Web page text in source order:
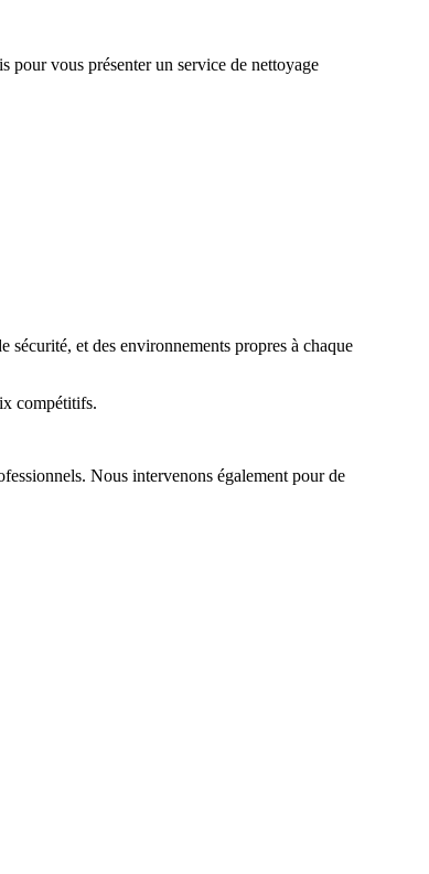
pour vous présenter un service de nettoyage
sécurité, et des environnements propres à chaque
compétitifs.
Nous intervenons également pour de